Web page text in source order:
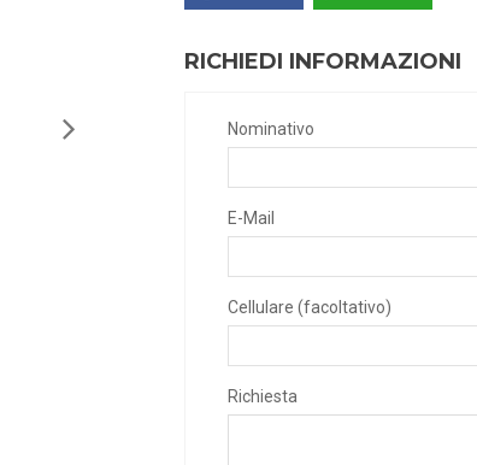
RICHIEDI INFORMAZIONI
Nominativo
E-Mail
Cellulare (facoltativo)
Richiesta